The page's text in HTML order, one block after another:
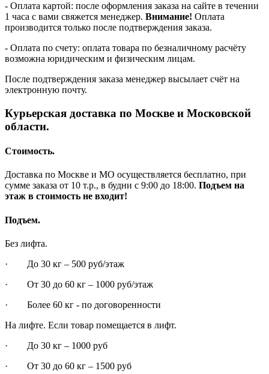
- Оплата картой: после оформления заказа на сайте в течении
1 часа с вами свяжется менеджер. Внимание! Оплата
производится только после подтверждения заказа.
- Оплата по счету: оплата товара по безналичному расчёту
возможна юридическим и физическим лицам.
После подтверждения заказа менеджер высылает счёт на
электронную почту.
Курьерская доставка по Москве и Московской
области.
Стоимость.
Доставка по Москве и МО осуществляется бесплатно, при
сумме заказа от 10 т.р., в будни с 9:00 до 18:00. Подъем на
этаж в стоимость не входит!
Подъем.
Без лифта.
· До 30 кг – 500 руб/этаж
· От 30 до 60 кг – 1000 руб/этаж
· Более 60 кг - по договоренности
На лифте. Если товар помещается в лифт.
· До 30 кг – 1000 руб
· От 30 до 60 кг – 1500 руб